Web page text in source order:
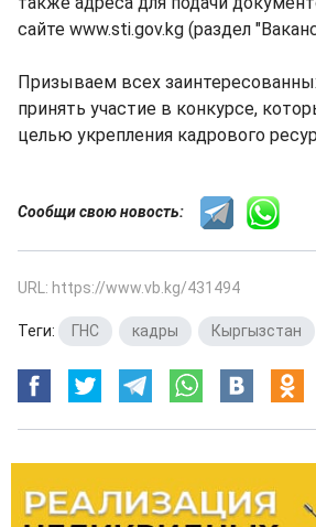
сайте www.sti.gov.kg (раздел
Призываем всех
принять участие в конкурсе,
целью укрепления кадрового
Сообщи свою новость:
URL: https://www.vb.kg/431494
Теги: ГНС кадры Кыргызстан